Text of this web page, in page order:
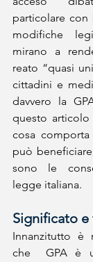
particolare
modifiche
mirano a
reato “quasi
cittadini e
davvero la
questo articolo
cosa
può
sono le
legge italiana.
Significato
Innanzitutto è
che  GPA è